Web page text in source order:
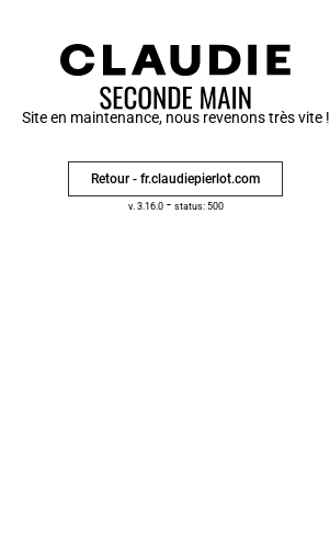
Site en maintenance, nous revenons très vite !
Retour - fr.claudiepierlot.com
v. 3.16.0- status: 500